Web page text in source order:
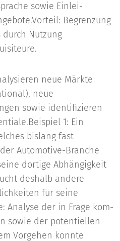
sowie Einlei-
Begrenzung
durch Nutzung
neue Märkte
neue
sowie identifizieren
1: Ein
bislang fast
Automotive-Branche
dortige Abhängigkeit
deshalb andere
für seine
Analyse der in Frage kom-
sowie der potentiellen
Vorgehen konnte